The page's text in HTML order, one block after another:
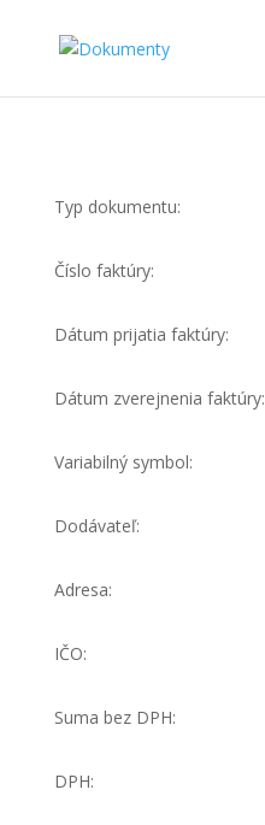
Typ dokumentu:
Číslo faktúry:
Dátum prijatia faktúry:
Dátum zverejnenia faktúry:
Variabilný symbol:
Dodávateľ:
Adresa:
IČO:
Suma bez DPH:
DPH: